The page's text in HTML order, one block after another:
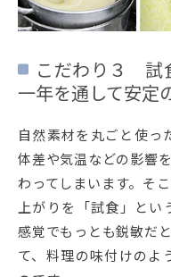
こだわり３ 試
一年を通して安定
自然素材を丸ごと使っ
体差や気温などの影響
わってしまいます。そ
上がりを「試食」と
感覚でもっとも鋭敏だ
て、料理の味付けのよ